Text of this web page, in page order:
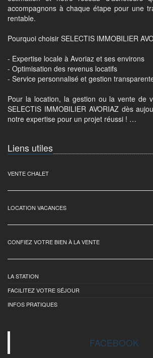
accompagnons à chaque étape pour une
rentable.
Pourquoi choisir SELECTIS IMMOBILIER
- Expertise locale à Avoriaz et ses environs
- Optimisation des revenus locatifs
- Service personnalisé et gestion
Pour la location, la gestion ou la vente de
SELECTIS IMMOBILIER AVORIAZ dès
notre expertise pour un projet réussi ! …
Liens utiles
VENTE CHALET
LOCATION VACANCES
CONFIEZ VOTRE BIEN À LA VENTE
LA STATION
FACILITEZ VOTRE SÉJOUR
INFOS PRATIQUES
FACEBOOK